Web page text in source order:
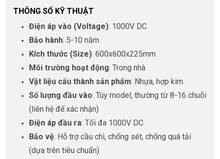
THÔNG SỐ KỸ THUẬT
Điện áp vào (Voltage): 1000V DC
Bảo hành: 5-10 năm
Kích thước (Size): 600x600x225mm
Môi trường hoạt động: Trong nhà
Vật liệu cấu thành sản phẩm: Nhựa, hợp kim
Số lượng đầu vào: Tùy model, thường từ 8-16 chuỗi
(liên hệ để xác nhận)
Điện áp đầu ra: Tối đa 1000V DC
Bảo vệ: Hỗ trợ cầu chì, chống sét, chống quá tải
(dựa trên tiêu chuẩn)